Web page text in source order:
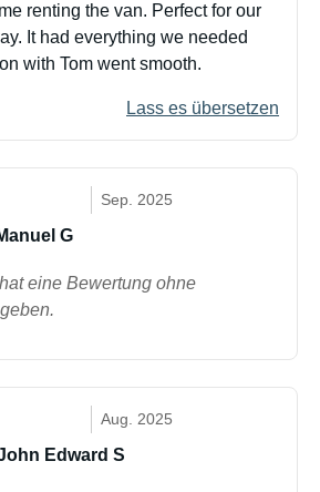
renting the van. Perfect for our
It had everything we needed
with Tom went smooth.
Lass es übersetzen
Sep. 2025
G
eine Bewertung ohne
Aug. 2025
Edward S